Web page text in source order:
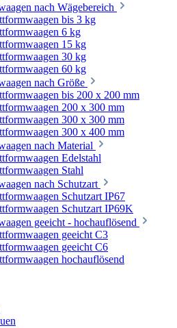
nach Wägebereich
bis 3 kg
6 kg
15 kg
30 kg
60 kg
nach Größe
bis 200 x 200 mm
200 x 300 mm
300 x 300 mm
300 x 400 mm
nach Material
Edelstahl
Stahl
nach Schutzart
Schutzart IP67
Schutzart IP69K
geeicht - hochauflösend
geeicht C3
geeicht C6
hochauflösend